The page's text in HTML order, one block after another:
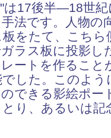
は17後半―18世
法です。人物の
をたて、こちら
ラス板に投影し
ートを作ること
した。このよう
できる影絵ポー
り、あるいは記